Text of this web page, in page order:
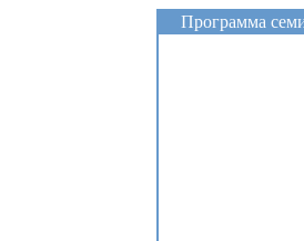
Программа